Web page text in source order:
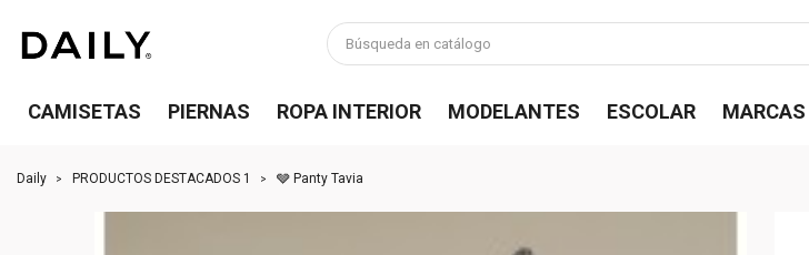
CAMISETAS PIERNAS ROPA INTERIOR MODELANTES ESCOLAR MARCAS
Daily PRODUCTOS DESTACADOS 1 🩶 Panty Tavia